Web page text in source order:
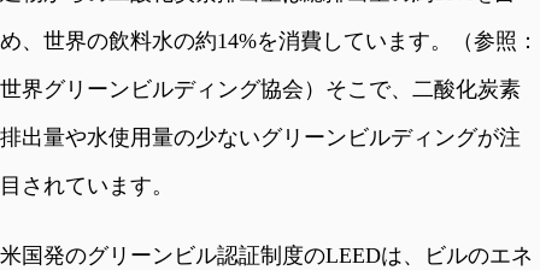
め、世界の飲料水の約14%を消費しています。（参照：
世界グリーンビルディング協会）そこで、二酸化炭素
排出量や水使用量の少ないグリーンビルディングが注
目されています。
米国発のグリーンビル認証制度のLEEDは、ビルのエネ